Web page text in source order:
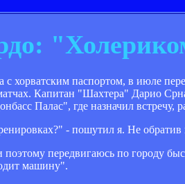
с хорватским паспортом, в июле
Капитан "Шахтера" Дарио
Палас", где назначил встречу,
- пошутил я. Не
передвигаюсь по городу
машину".